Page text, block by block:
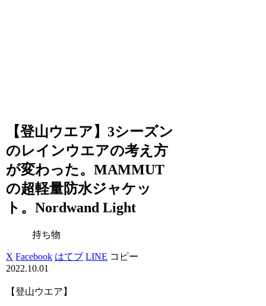
【登山ウエア】3シーズン
のレインウエアの考え方
が変わった。MAMMUT
の超軽量防水ジャケッ
ト。Nordwand Light
持ち物
X Facebook はてブ LINE コピー
2022.10.01
【登山ウエア】